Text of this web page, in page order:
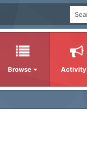
Browse Activity